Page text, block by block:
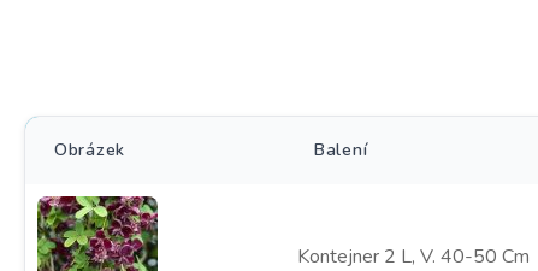
Obrázek Balení
Kontejner 2 L, V. 40-50 Cm